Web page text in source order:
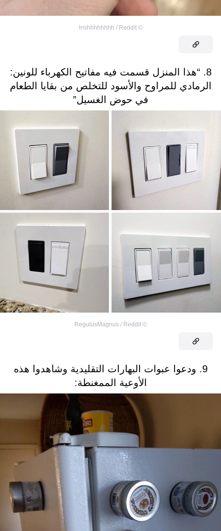
©
lrishhhhhhhh / Reddit
8. “هذا المنزل قسمت فيه مفاتيح الكهرباء للونين:
الرمادي للمراوح والأسود للتخلص من بقايا الطعام
في حوض الغسيل”
©
RegulusMagnus / Reddit
9. ودعوا عبوات البهارات التقليدية وشاهدوا هذه
الأوعية الممغنطة: